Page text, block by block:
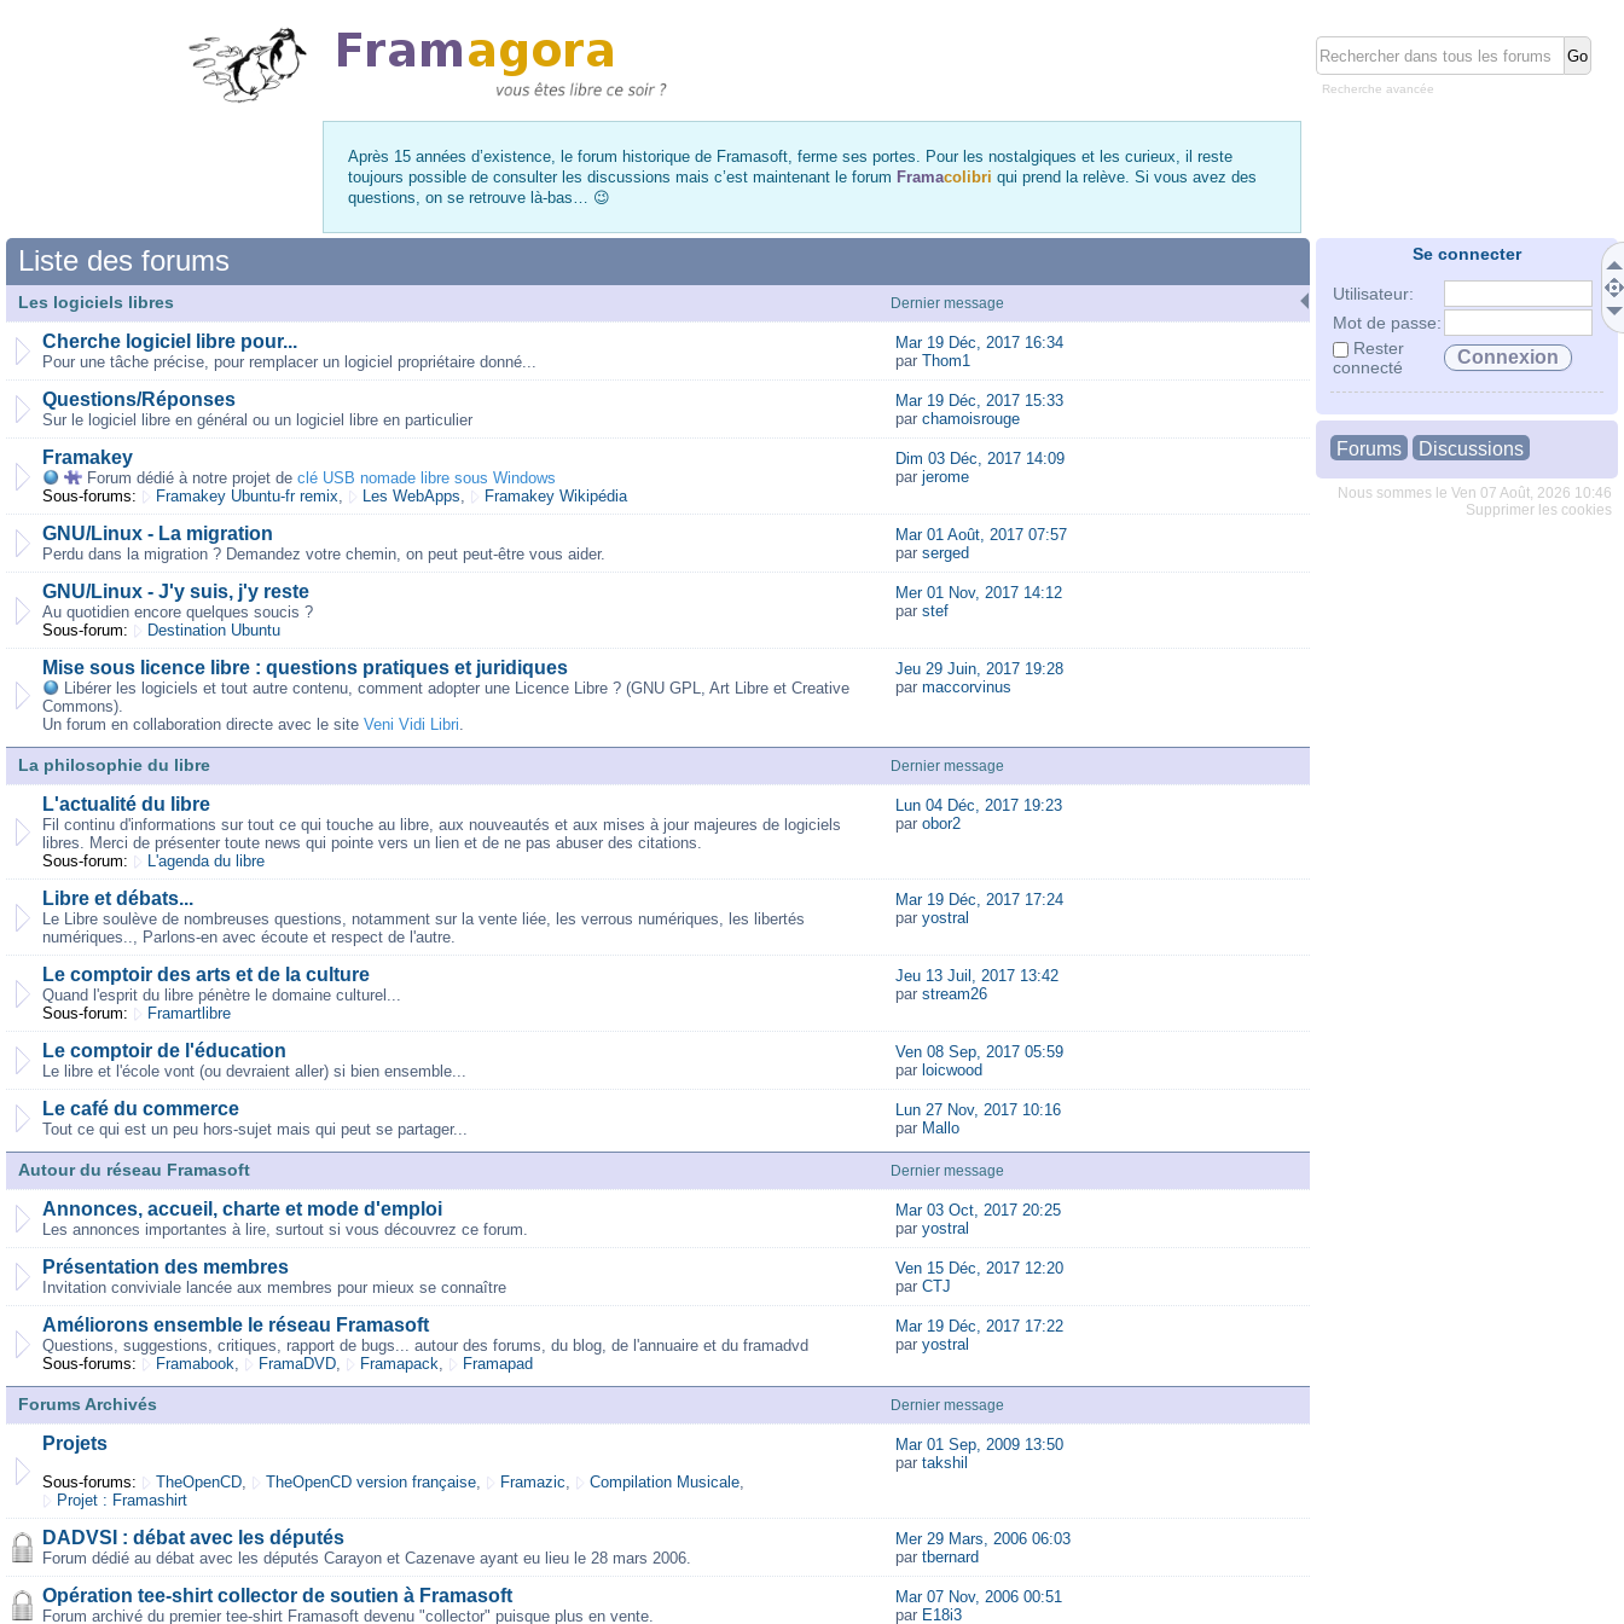
Recherche avancée
Après 15 années d’existence, le forum historique de Framasoft, ferme ses portes. Pour les nostalgiques et les curieux, il reste
toujours possible de consulter les discussions mais c’est maintenant le forum Framacolibri qui prend la relève. Si vous avez des
questions, on se retrouve là-bas… 😉
Se connecter
Utilisateur:
Mot de passe:
Rester
connecté
Forums Discussions
Nous sommes le Ven 07 Août, 2026 10:46
Supprimer les cookies
Liste des forums
Les logiciels libres Dernier message
Cherche logiciel libre pour...
Pour une tâche précise, pour remplacer un logiciel propriétaire donné...
Mar 19 Déc, 2017 16:34
par Thom1
Questions/Réponses
Sur le logiciel libre en général ou un logiciel libre en particulier
Mar 19 Déc, 2017 15:33
par chamoisrouge
Framakey
Forum dédié à notre projet de clé USB nomade libre sous Windows
Sous-forums:
Framakey Ubuntu-fr remix, Les WebApps, Framakey Wikipédia
Dim 03 Déc, 2017 14:09
par jerome
GNU/Linux - La migration
Perdu dans la migration ? Demandez votre chemin, on peut peut-être vous aider.
Mar 01 Août, 2017 07:57
par serged
GNU/Linux - J'y suis, j'y reste
Au quotidien encore quelques soucis ?
Sous-forum:
Destination Ubuntu
Mer 01 Nov, 2017 14:12
par stef
Mise sous licence libre : questions pratiques et juridiques
Libérer les logiciels et tout autre contenu, comment adopter une Licence Libre ? (GNU GPL, Art Libre et Creative
Commons).
Un forum en collaboration directe avec le site Veni Vidi Libri.
Jeu 29 Juin, 2017 19:28
par maccorvinus
La philosophie du libre Dernier message
L'actualité du libre
Fil continu d'informations sur tout ce qui touche au libre, aux nouveautés et aux mises à jour majeures de logiciels
libres. Merci de présenter toute news qui pointe vers un lien et de ne pas abuser des citations.
Sous-forum:
L'agenda du libre
Lun 04 Déc, 2017 19:23
par obor2
Libre et débats...
Le Libre soulève de nombreuses questions, notamment sur la vente liée, les verrous numériques, les libertés
numériques.., Parlons-en avec écoute et respect de l'autre.
Mar 19 Déc, 2017 17:24
par yostral
Le comptoir des arts et de la culture
Quand l'esprit du libre pénètre le domaine culturel...
Sous-forum:
Framartlibre
Jeu 13 Juil, 2017 13:42
par stream26
Le comptoir de l'éducation
Le libre et l'école vont (ou devraient aller) si bien ensemble...
Ven 08 Sep, 2017 05:59
par loicwood
Le café du commerce
Tout ce qui est un peu hors-sujet mais qui peut se partager...
Lun 27 Nov, 2017 10:16
par Mallo
Autour du réseau Framasoft Dernier message
Annonces, accueil, charte et mode d'emploi
Les annonces importantes à lire, surtout si vous découvrez ce forum.
Mar 03 Oct, 2017 20:25
par yostral
Présentation des membres
Invitation conviviale lancée aux membres pour mieux se connaître
Ven 15 Déc, 2017 12:20
par CTJ
Améliorons ensemble le réseau Framasoft
Questions, suggestions, critiques, rapport de bugs... autour des forums, du blog, de l'annuaire et du framadvd
Sous-forums:
Framabook, FramaDVD, Framapack, Framapad
Mar 19 Déc, 2017 17:22
par yostral
Forums Archivés Dernier message
Projets
Sous-forums: TheOpenCD, TheOpenCD version française, Framazic, Compilation Musicale,
Projet : Framashirt
Mar 01 Sep, 2009 13:50
par takshil
DADVSI : débat avec les députés
Forum dédié au débat avec les députés Carayon et Cazenave ayant eu lieu le 28 mars 2006.
Mer 29 Mars, 2006 06:03
par tbernard
Opération tee-shirt collector de soutien à Framasoft
Forum archivé du premier tee-shirt Framasoft devenu "collector" puisque plus en vente.
Mar 07 Nov, 2006 00:51
par E18i3